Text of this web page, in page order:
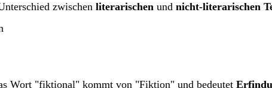
zwischen literarischen und nicht-literarischen
Wort "fiktional" kommt von "Fiktion" und bedeutet